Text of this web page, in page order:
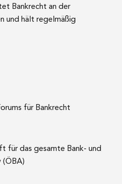
Bankrecht an der
und hält regelmäßig
für Bankrecht
für das gesamte Bank- und
(ÖBA)